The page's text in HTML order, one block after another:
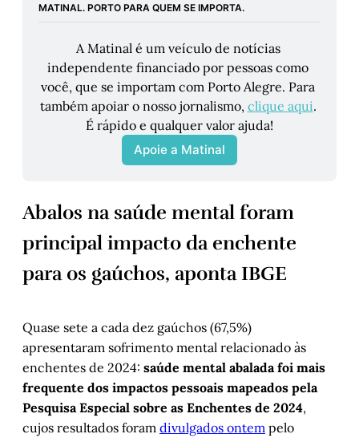
MATINAL. PORTO PARA QUEM SE IMPORTA.
A Matinal é um veículo de notícias
independente financiado por pessoas como
você, que se importam com Porto Alegre. Para
também apoiar o nosso jornalismo, clique aqui.
É rápido e qualquer valor ajuda!
Apoie a Matinal
Abalos na saúde mental foram
principal impacto da enchente
para os gaúchos, aponta IBGE
Quase sete a cada dez gaúchos (67,5%)
apresentaram sofrimento mental relacionado às
enchentes de 2024: saúde mental abalada foi mais
frequente dos impactos pessoais mapeados pela
Pesquisa Especial sobre as Enchentes de 2024,
cujos resultados foram divulgados ontem pelo